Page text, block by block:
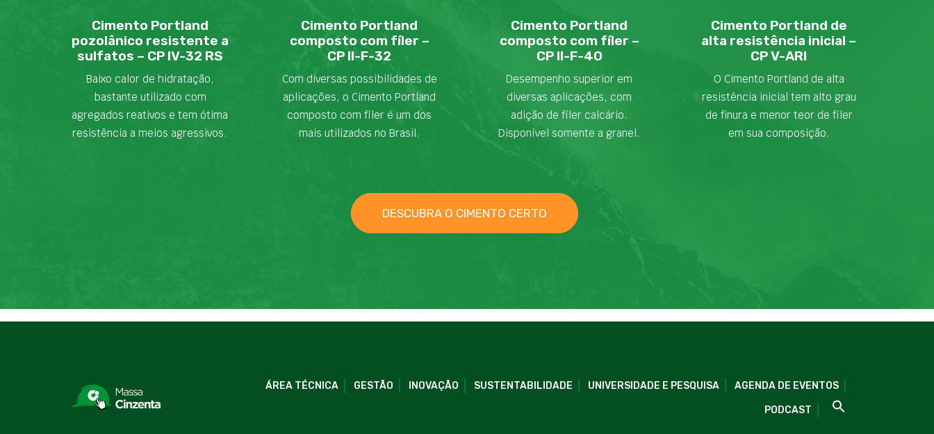
Cimento Portland
pozolânico resistente a
sulfatos – CP IV-32 RS
Baixo calor de hidratação,
bastante utilizado com
agregados reativos e tem ótima
resistência a meios agressivos.
Cimento Portland
composto com fíler –
CP II-F-32
Com diversas possibilidades de
aplicações, o Cimento Portland
composto com fíler é um dos
mais utilizados no Brasil.
Cimento Portland
composto com fíler –
CP II-F-40
Desempenho superior em
diversas aplicações, com
adição de fíler calcário.
Disponível somente a granel.
Cimento Portland de
alta resistência inicial –
CP V-ARI
O Cimento Portland de alta
resistência inicial tem alto grau
de finura e menor teor de fíler
em sua composição.
DESCUBRA O CIMENTO CERTO
ÁREA TÉCNICA GESTÃO INOVAÇÃO SUSTENTABILIDADE UNIVERSIDADE E PESQUISA AGENDA DE EVENTOS
PODCAST